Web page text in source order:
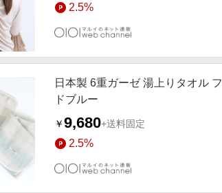
2.5%
日本製 6重ガーゼ 湯上りタオル
ドブルー
￥9,680+送料固定
2.5%